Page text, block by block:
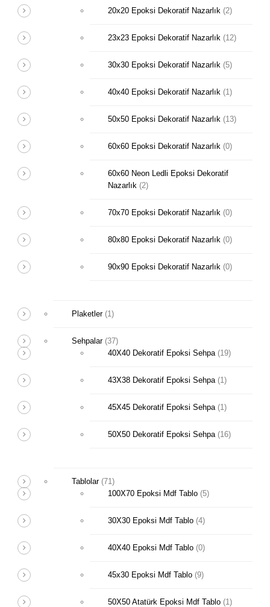
20x20 Epoksi Dekoratif Nazarlık (2)
23x23 Epoksi Dekoratif Nazarlık (12)
30x30 Epoksi Dekoratif Nazarlık (5)
40x40 Epoksi Dekoratif Nazarlık (1)
50x50 Epoksi Dekoratif Nazarlık (13)
60x60 Epoksi Dekoratif Nazarlık (0)
60x60 Neon Ledli Epoksi Dekoratif
Nazarlık (2)
70x70 Epoksi Dekoratif Nazarlık (0)
80x80 Epoksi Dekoratif Nazarlık (0)
90x90 Epoksi Dekoratif Nazarlık (0)
Plaketler (1)
Sehpalar (37)
40X40 Dekoratif Epoksi Sehpa (19)
43X38 Dekoratif Epoksi Sehpa (1)
45X45 Dekoratif Epoksi Sehpa (1)
50X50 Dekoratif Epoksi Sehpa (16)
Tablolar (71)
100X70 Epoksi Mdf Tablo (5)
30X30 Epoksi Mdf Tablo (4)
40X40 Epoksi Mdf Tablo (0)
45x30 Epoksi Mdf Tablo (9)
50X50 Atatürk Epoksi Mdf Tablo (1)